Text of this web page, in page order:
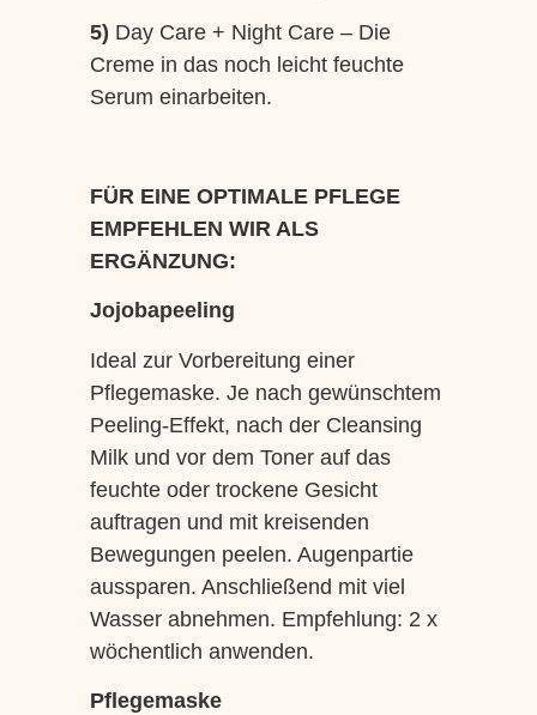
5) Day Care + Night Care – Die
Creme in das noch leicht feuchte
Serum einarbeiten.
FÜR EINE OPTIMALE PFLEGE
EMPFEHLEN WIR ALS
ERGÄNZUNG:
Jojobapeeling
Ideal zur Vorbereitung einer
Pflegemaske. Je nach gewünschtem
Peeling-Effekt, nach der Cleansing
Milk und vor dem Toner auf das
feuchte oder trockene Gesicht
auftragen und mit kreisenden
Bewegungen peelen. Augenpartie
aussparen. Anschließend mit viel
Wasser abnehmen. Empfehlung: 2 x
wöchentlich anwenden.
Pflegemaske